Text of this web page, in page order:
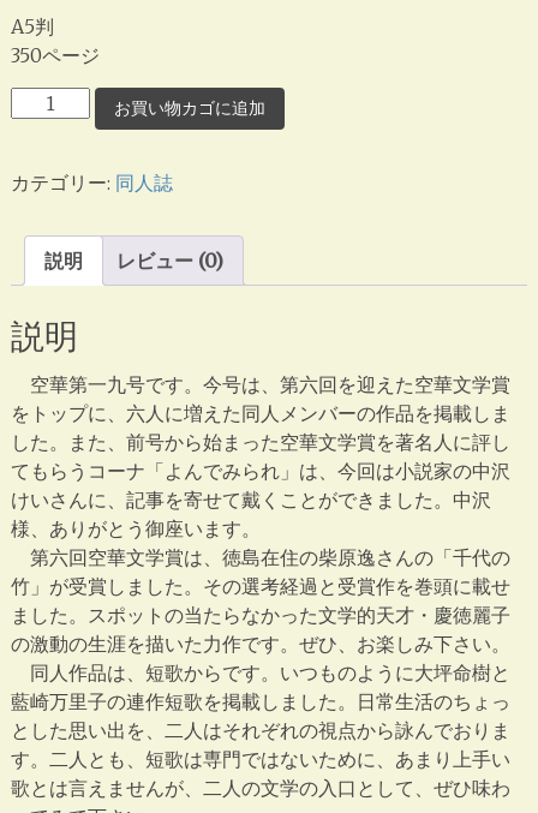
A5判
350ページ
一
号
お買い物カゴに追加
カテゴリー: 同人誌
説明 レビュー (0)
説明
空華第一九号です。今号は、第六回を迎えた空華文学賞
をトップに、六人に増えた同人メンバーの作品を掲載しま
した。また、前号から始まった空華文学賞を著名人に評し
てもらうコーナ「よんでみられ」は、今回は小説家の中沢
けいさんに、記事を寄せて戴くことができました。中沢
様、ありがとう御座います。
第六回空華文学賞は、徳島在住の柴原逸さんの「千代の
竹」が受賞しました。その選考経過と受賞作を巻頭に載せ
ました。スポットの当たらなかった文学的天才・慶徳麗子
の激動の生涯を描いた力作です。ぜひ、お楽しみ下さい。
同人作品は、短歌からです。いつものように大坪命樹と
藍崎万里子の連作短歌を掲載しました。日常生活のちょっ
とした思い出を、二人はそれぞれの視点から詠んでおりま
す。二人とも、短歌は専門ではないために、あまり上手い
歌とは言えませんが、二人の文学の入口として、ぜひ味わ